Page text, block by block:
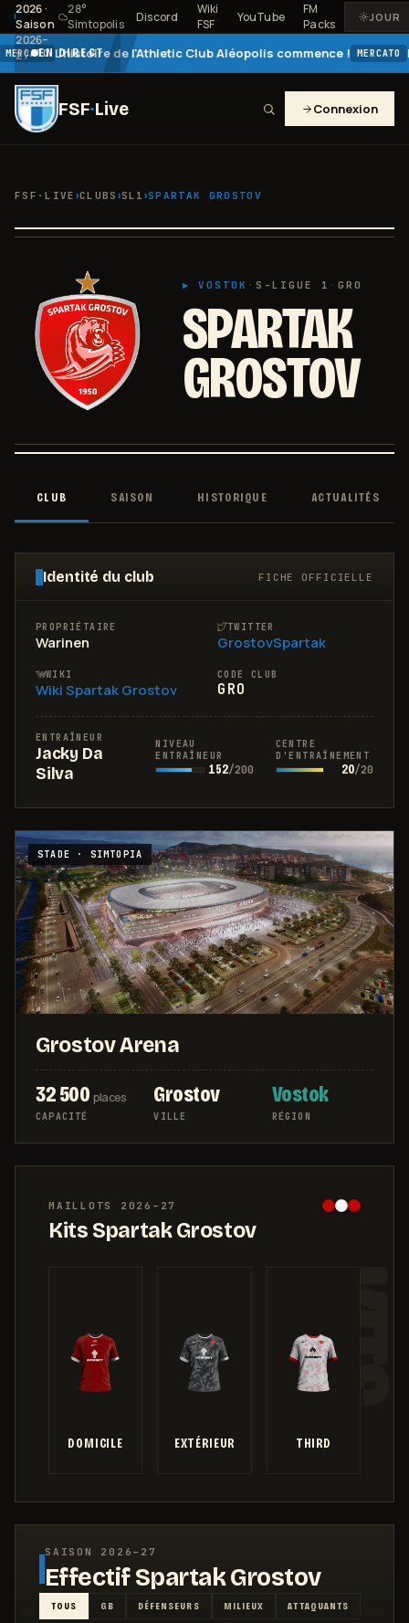
2026·
Saison
2026–
27
28°
Simtopolis
Discord
Wiki
FSF
YouTube
FM
Packs
JOUR
EN DIRECT
L'histoire de l'Athletic Club Aléopolis commence ! MERCATO Le
FSF·Live Connexion
FSF·LIVE ›CLUBS ›SL1 ›SPARTAK GROSTOV
▸ VOSTOK · S-LIGUE 1 · GRO
SPARTAK
GROSTOV
CLUB SAISON HISTORIQUE ACTUALITÉS
Identité du club FICHE OFFICIELLE
PROPRIÉTAIRE
Warinen
TWITTER
GrostovSpartak
WIKI
WikiSpartak Grostov
CODE CLUB
GRO
ENTRAÎNEUR
Jacky Da
Silva
NIVEAU
ENTRAÎNEUR
152/200
CENTRE
D'ENTRAÎNEMENT
20/20
STADE · SIMTOPIA
Grostov Arena
32 500 places
CAPACITÉ
Grostov
VILLE
Vostok
RÉGION
MAILLOTS 2026–27
Kits Spartak Grostov
DOMICILE EXTÉRIEUR THIRD
SAISON 2026–27
EffectifSpartak Grostov
TOUS GB DÉFENSEURS MILIEUX ATTAQUANTS